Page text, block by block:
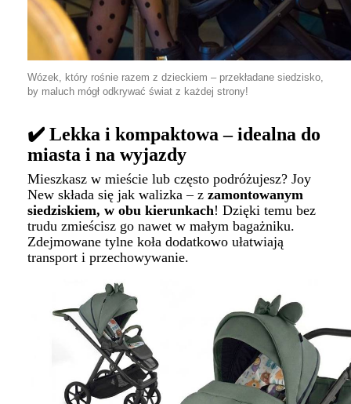
Wózek, który rośnie razem z dzieckiem – przekładane siedzisko,
by maluch mógł odkrywać świat z każdej strony!
✔️ Lekka i kompaktowa – idealna do
miasta i na wyjazdy
Mieszkasz w mieście lub często podróżujesz? Joy
New składa się jak walizka – z zamontowanym
siedziskiem, w obu kierunkach! Dzięki temu bez
trudu zmieścisz go nawet w małym bagażniku.
Zdejmowane tylne koła dodatkowo ułatwiają
transport i przechowywanie.